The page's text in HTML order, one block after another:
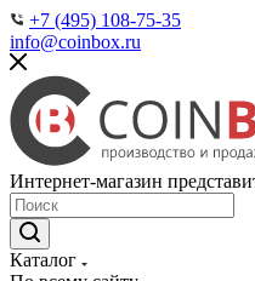
+7 (495) 108-75-35
info@coinbox.ru
Интернет-магазин
Каталог